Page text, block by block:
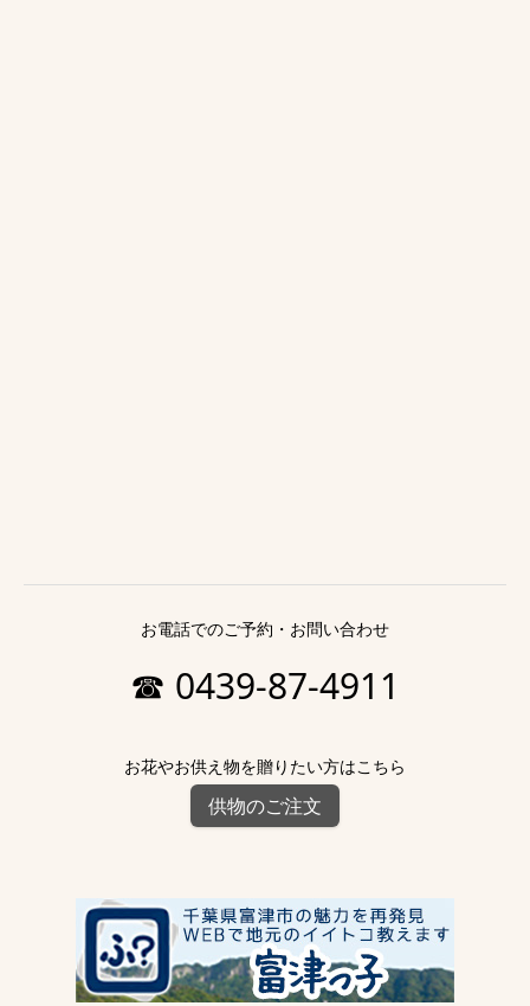
お電話でのご予約・お問い合わせ
☎ 0439-87-4911
お花やお供え物を贈りたい方はこちら
供物のご注文